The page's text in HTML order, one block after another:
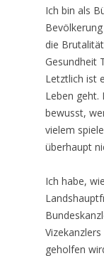
Ich bin als
die
Gesundheit
Letztlich ist
Leben geht.
bewusst,
vielem
überhaupt
Ich habe,
geholfen